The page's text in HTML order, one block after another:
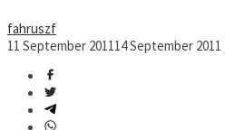
fahruszf
11 September 201114 September 2011